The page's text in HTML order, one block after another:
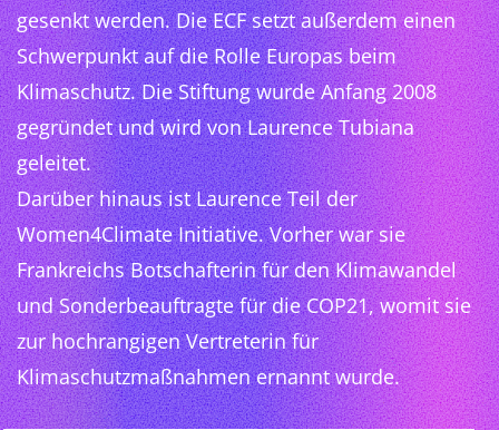
gesenkt werden. Die ECF setzt außerdem einen
Schwerpunkt auf die Rolle Europas beim
Klimaschutz. Die Stiftung wurde Anfang 2008
gegründet und wird von Laurence Tubiana
geleitet.
Darüber hinaus ist Laurence Teil der
Women4Climate Initiative. Vorher war sie
Frankreichs Botschafterin für den Klimawandel
und Sonderbeauftragte für die COP21, womit sie
zur hochrangigen Vertreterin für
Klimaschutzmaßnahmen ernannt wurde.